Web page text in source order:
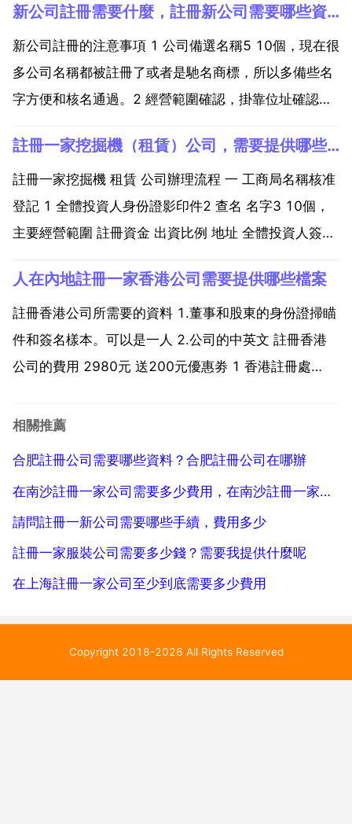
新公司註冊需要什麼，註冊新公司需要哪些資料？
新公司註冊的注意事項 1 公司備選名稱5 10個，現在很
多公司名稱都被註冊了或者是馳名商標，所以多備些名
字方便和核名通過。2 經營範圍確認，掛靠位址確認。
誰是公司的監事。4 註冊資本金確認，現在是認繳制不
用實繳註冊資本。5 占股比例確認。需要註冊企...
註冊一家挖掘機（租賃）公司，需要提供哪些及註冊流程
註冊一家挖掘機 租賃 公司辦理流程 一 工商局名稱核准
登記 1 全體投資人身份證影印件2 查名 名字3 10個，
主要經營範圍 註冊資金 出資比例 地址 全體投資人簽字
工商行政管理局查名。5 時間為5個工作日 分局到市工
商局稽核後確定名稱是...
人在內地註冊一家香港公司需要提供哪些檔案
註冊香港公司所需要的資料 1.董事和股東的身份證掃瞄
件和簽名樣本。可以是一人 2.公司的中英文 註冊香港
公司的費用 2980元 送200元優惠劵 1 香港註冊處
服務費，位址費，檔案費，快遞費 600 現在優惠期間
相關推薦
合肥註冊公司需要哪些資料？合肥註冊公司在哪辦
在南沙註冊一家公司需要多少費用，在南沙註冊一家公司需要多少費用及流
請問註冊一新公司需要哪些手續，費用多少
註冊一家服裝公司需要多少錢？需要我提供什麼呢
在上海註冊一家公司至少到底需要多少費用
Copyright 2018-2026 All Rights Reserved